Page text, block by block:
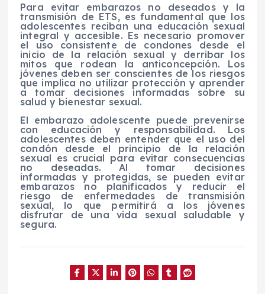
Para evitar embarazos no deseados y la
transmisión de ETS, es fundamental que los
adolescentes reciban una educación sexual
integral y accesible. Es necesario promover
el uso consistente de condones desde el
inicio de la relación sexual y derribar los
mitos que rodean la anticoncepción. Los
jóvenes deben ser conscientes de los riesgos
que implica no utilizar protección y aprender
a tomar decisiones informadas sobre su
salud y bienestar sexual.
El embarazo adolescente puede prevenirse
con educación y responsabilidad. Los
adolescentes deben entender que el uso del
condón desde el principio de la relación
sexual es crucial para evitar consecuencias
no deseadas. Al tomar decisiones
informadas y protegidas, se pueden evitar
embarazos no planificados y reducir el
riesgo de enfermedades de transmisión
sexual, lo que permitirá a los jóvenes
disfrutar de una vida sexual saludable y
segura.